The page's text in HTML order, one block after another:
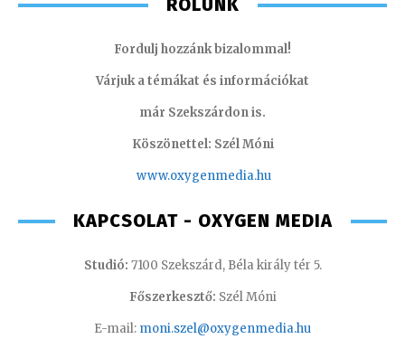
RÓLUNK
Fordulj hozzánk bizalommal!
Várjuk a témákat és információkat
már Szekszárdon is.
Köszönettel: Szél Móni
www.oxygenmedia.hu
KAPCSOLAT - OXYGEN MEDIA
Studió: 7100 Szekszárd, Béla király tér 5.
Főszerkesztő: Szél Móni
E-mail: moni.szel@oxygenmedia.hu